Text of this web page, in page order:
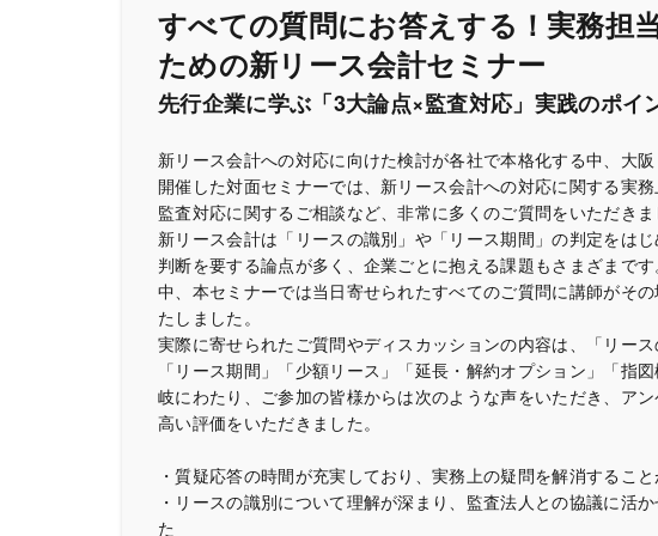
すべての質問にお答えする！実務担
ための新リース会計セミナー
先行企業に学ぶ「3大論点×監査対応」実践のポイ
新リース会計への対応に向けた検討が各社で本格化する中、大
開催した対面セミナーでは、新リース会計への対応に関する実
監査対応に関するご相談など、非常に多くのご質問をいただきま
新リース会計は「リースの識別」や「リース期間」の判定をは
判断を要する論点が多く、企業ごとに抱える課題もさまざまで
中、本セミナーでは当日寄せられたすべてのご質問に講師がそ
たしました。
実際に寄せられたご質問やディスカッションの内容は、「リース
「リース期間」「少額リース」「延長・解約オプション」「指
岐にわたり、ご参加の皆様からは次のような声をいただき、ア
高い評価をいただきました。
・質疑応答の時間が充実しており、実務上の疑問を解消するこ
・リースの識別について理解が深まり、監査法人との協議に活
た